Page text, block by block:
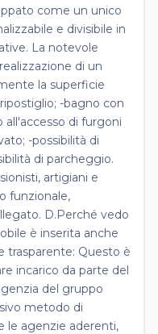
come un unico
e divisibile in
La notevole
di un
la superficie
-bagno con
all'accesso di furgoni
-possibilità di
di parcheggio.
artigiani e
funzionale,
D.Perché vedo
è inserita anche
trasparente: Questo è
incarico da parte del
del gruppo
metodo di
le agenzie aderenti,